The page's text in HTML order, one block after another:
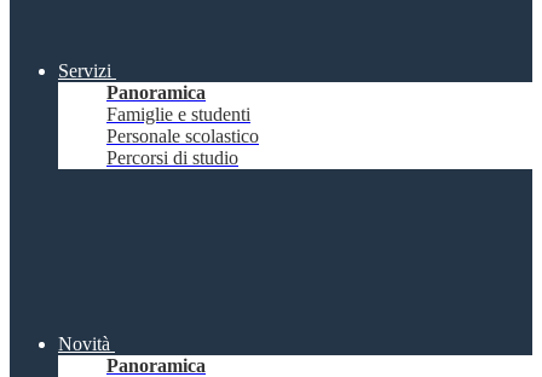
Servizi
Panoramica
Famiglie e studenti
Personale scolastico
Percorsi di studio
Novità
Panoramica